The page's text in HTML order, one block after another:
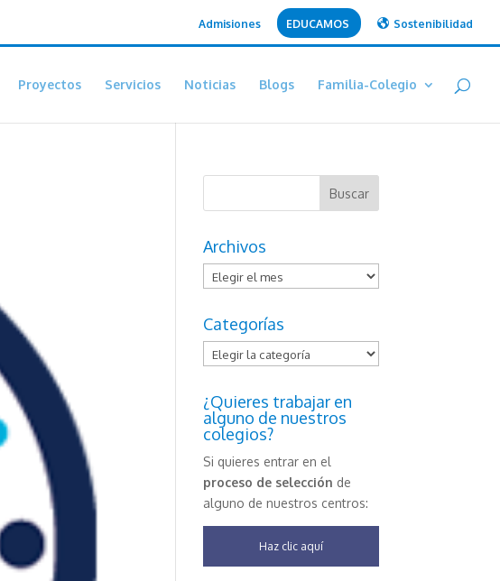
Admisiones EDUCAMOS Sostenibilidad
Proyectos Servicios Noticias Blogs Familia-Colegio
Archivos
Archivos
Categorías
Categorías
¿Quieres trabajar en
alguno de nuestros
colegios?
Si quieres entrar en el
proceso de selección de
alguno de nuestros centros:
Haz clic aquí